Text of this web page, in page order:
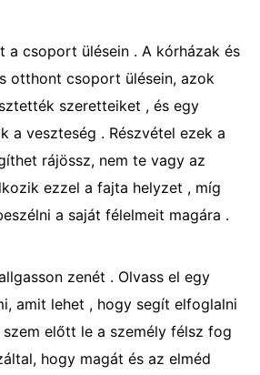
a csoport ülésein . A kórházak és
otthont csoport ülésein, azok
szeretteiket , és egy
a veszteség . Részvétel ezek a
rájössz, nem te vagy az
ezzel a fajta helyzet , míg
a saját félelmeit magára .
zenét . Olvass el egy
amit lehet , hogy segít elfoglalni
előtt le a személy félsz fog
hogy magát és az elméd